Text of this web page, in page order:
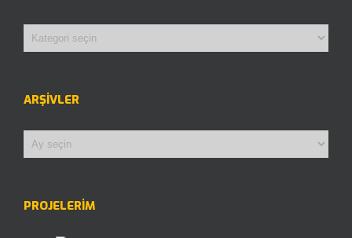
Kategoriler
ARŞIVLER
Arşivler
PROJELERİM